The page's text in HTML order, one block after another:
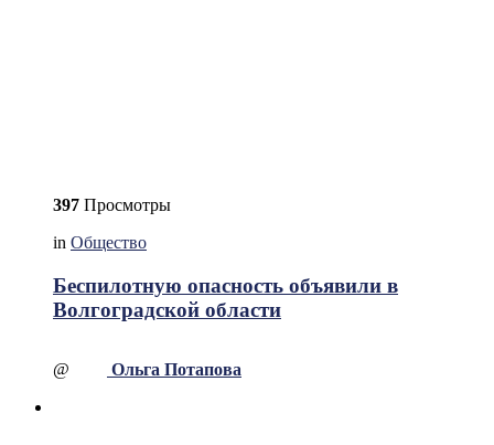
397 Просмотры
in Общество
Беспилотную опасность объявили в
Волгоградской области
@ Ольга Потапова